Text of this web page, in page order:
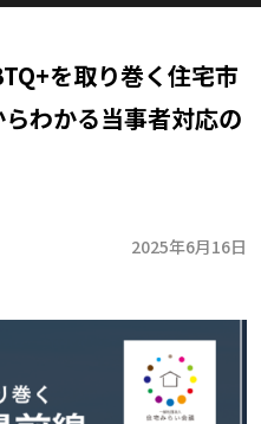
を取り巻く住宅市
わかる当事者対応の
2025年6月16日